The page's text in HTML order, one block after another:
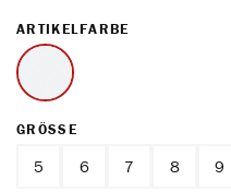
ARTIKELFARBE
weiss
GRÖSSE AUSWÄHLEN
5 6 7 8 9